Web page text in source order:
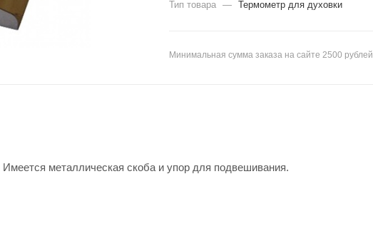
Тип товара — Термометр для духовки
Минимальная сумма заказа на сайте 2500 рублей
металлическая скоба и упор для подвешивания.